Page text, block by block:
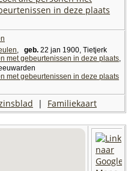
, geb. 22 jan 1900, Tietjerk
,
| Familiekaart